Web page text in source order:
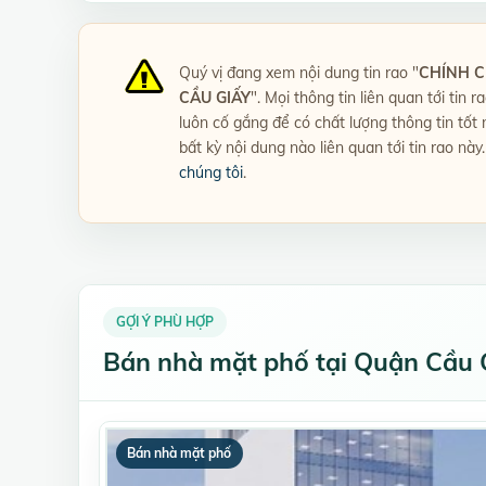
Quý vị đang xem nội dung tin rao "CHÍNH
CẦU GIẤY". Mọi thông tin liên quan tới tin
luôn cố gắng để có chất lượng thông tin tốt
bất kỳ nội dung nào liên quan tới tin rao
chúng tôi.
GỢI Ý PHÙ HỢP
Bán nhà mặt phố tại Quận Cầu
Bán nhà mặt phố